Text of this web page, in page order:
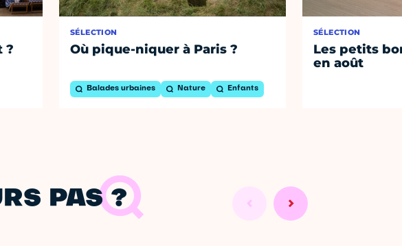
?
SÉLECTION
Où pique-niquer à Paris ?
Balades urbaines Nature Enfants
SÉLECTION
Les petits
en août
PAS ?